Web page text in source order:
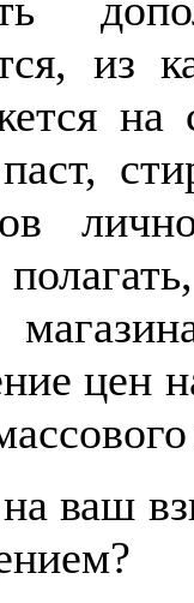
из
на
цен
ваш